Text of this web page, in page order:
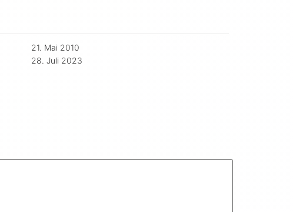
21. Mai 2010
28. Juli 2023